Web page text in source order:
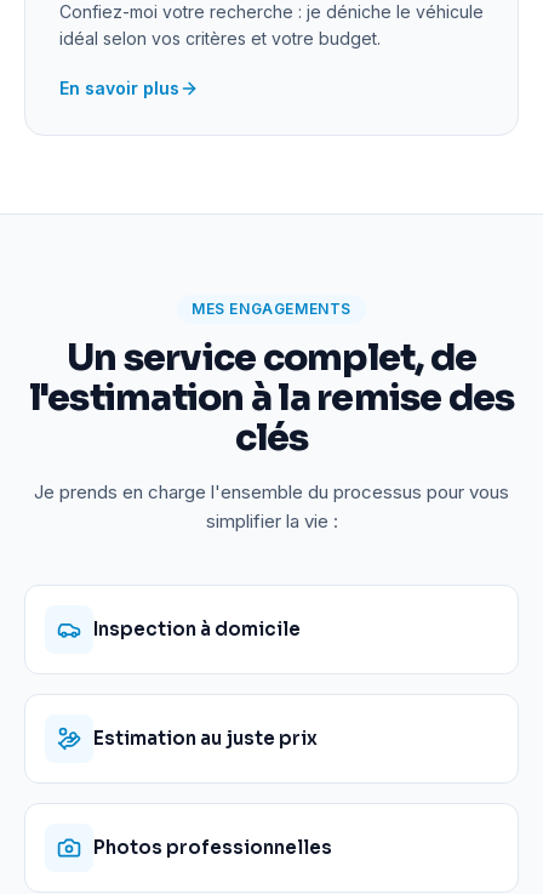
Confiez-moi votre recherche : je déniche le véhicule
idéal selon vos critères et votre budget.
En savoir plus
MES ENGAGEMENTS
Un service complet, de
l'estimation à la remise des
clés
Je prends en charge l'ensemble du processus pour vous
simplifier la vie :
Inspection à domicile
Estimation au juste prix
Photos professionnelles